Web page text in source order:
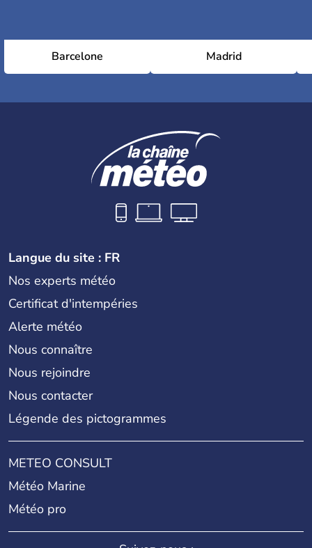
Barcelone Madrid
Langue du site : FR
Nos experts météo
Certificat d'intempéries
Alerte météo
Nous connaître
Nous rejoindre
Nous contacter
Légende des pictogrammes
METEO CONSULT
Météo Marine
Météo pro